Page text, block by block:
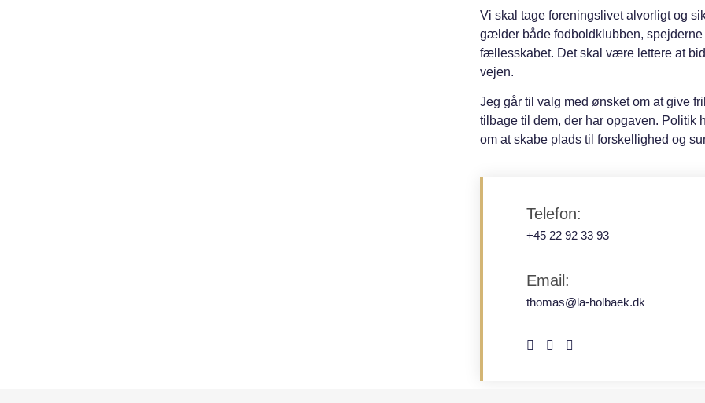
Vi skal tage foreningslivet alvorligt og
gælder både fodboldklubben,
fællesskabet. Det skal være lettere at
vejen.
Jeg går til valg med ønsket om at give
tilbage til dem, der har opgaven. Politik
om at skabe plads til forskellighed og
Telefon:
+45 22 92 33 93
Email:
thomas@la-holbaek.dk